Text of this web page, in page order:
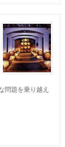
問題を乗り越え